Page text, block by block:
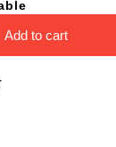
Add to cart